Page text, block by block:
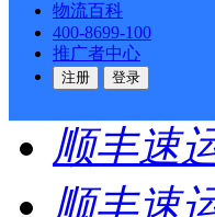
物流百科
400-8699-100
推广者中心
注册 登录
顺丰速运
顺丰速运
顺丰速
顺丰速